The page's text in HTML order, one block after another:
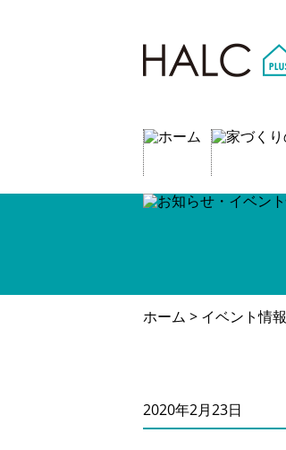
ホーム > イベント情報
2020年2月23日